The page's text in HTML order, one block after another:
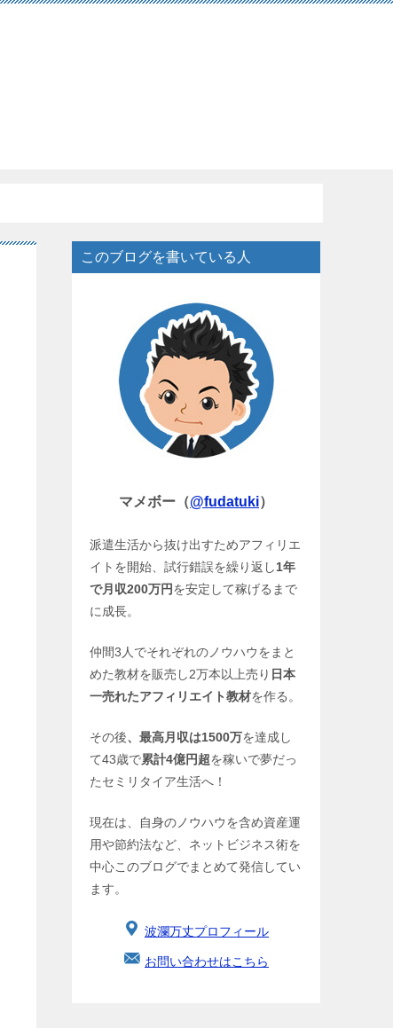
このブログを書いている人
マメボー（@fudatuki）
派遣生活から抜け出すためアフィリエ
イトを開始、試行錯誤を繰り返し1年
で月収200万円を安定して稼げるまで
に成長。
仲間3人でそれぞれのノウハウをまと
めた教材を販売し2万本以上売り 日本
一売れたアフィリエイト教材を作る。
その後、最高月収は1500万を達成し
て43歳で累計4億円超を稼いで夢だっ
たセミリタイア生活へ！
現在は、自身のノウハウを含め資産運
用や節約法など、ネットビジネス術を
中心このブログでまとめて発信してい
ます。
波瀾万丈プロフィール
お問い合わせはこちら